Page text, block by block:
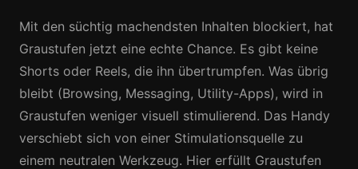
Mit den süchtig machendsten Inhalten blockiert, hat
Graustufen jetzt eine echte Chance. Es gibt keine
Shorts oder Reels, die ihn übertrumpfen. Was übrig
bleibt (Browsing, Messaging, Utility-Apps), wird in
Graustufen weniger visuell stimulierend. Das Handy
verschiebt sich von einer Stimulationsquelle zu
einem neutralen Werkzeug. Hier erfüllt Graustufen